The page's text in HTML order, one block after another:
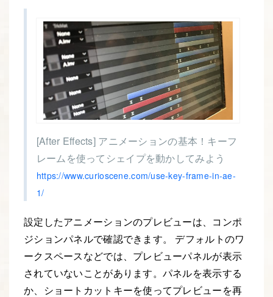
[After Effects] アニメーションの基本！キーフ
レームを使ってシェイプを動かしてみよう
https://www.curioscene.com/use-key-frame-in-ae-
1/
設定したアニメーションのプレビューは、コンポ
ジションパネルで確認できます。 デフォルトのワ
ークスペースなどでは、プレビューパネルが表示
されていないことがあります。パネルを表示する
か、ショートカットキーを使ってプレビューを再